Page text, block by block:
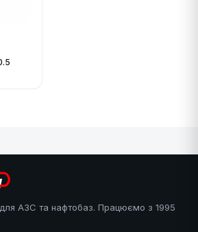
АЗС та нафтобаз. Працюємо з 1995